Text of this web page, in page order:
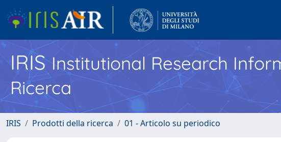
IRISInstitutional Research
Ricerca
IRIS Prodotti della ricerca 01 - Articolo su periodico